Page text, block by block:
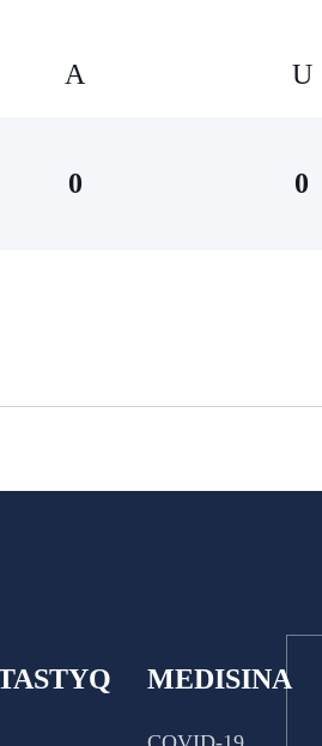
А U
0 0
MEDISINA